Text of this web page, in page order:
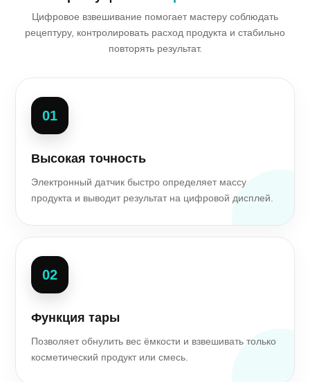
Цифровое взвешивание помогает мастеру соблюдать
рецептуру, контролировать расход продукта и стабильно
повторять результат.
01
Высокая точность
Электронный датчик быстро определяет массу
продукта и выводит результат на цифровой дисплей.
02
Функция тары
Позволяет обнулить вес ёмкости и взвешивать только
косметический продукт или смесь.